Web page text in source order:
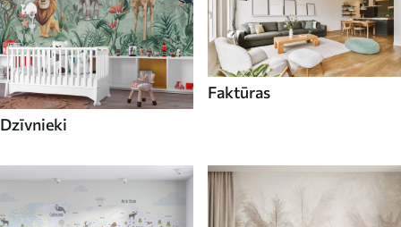
Dzīvnieki
Faktūras